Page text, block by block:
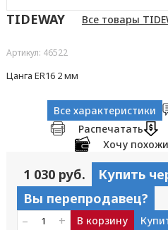
TIDEWAY Все товары
Артикул: 46522
Цанга ER16 2 мм
Все характеристики
Распечатать
Хочу
1 030 руб.
Купить
Вы перепродавец?
– + В корзину